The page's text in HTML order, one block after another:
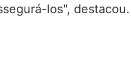
los", destacou.